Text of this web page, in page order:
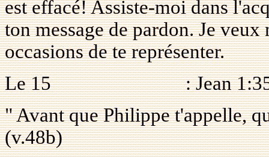
est effacé! Assiste-moi dans
ton message de pardon. Je
occasions de te représenter.
Le 15
: Jean
" Avant que Philippe t'appelle,
(v.48b)